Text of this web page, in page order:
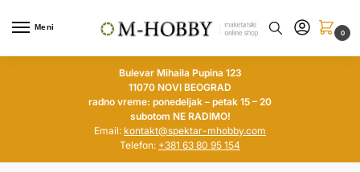
Meni
0
Bulevar Mihaila Pupina 123
11070 NOVI BEOGRAD
radno vreme: ponedeljak – petak 15 – 20
subotom NE RADIMO!
Email: kontakt@spektar-mhobby.com
Telefon: +381 63 80 95 154